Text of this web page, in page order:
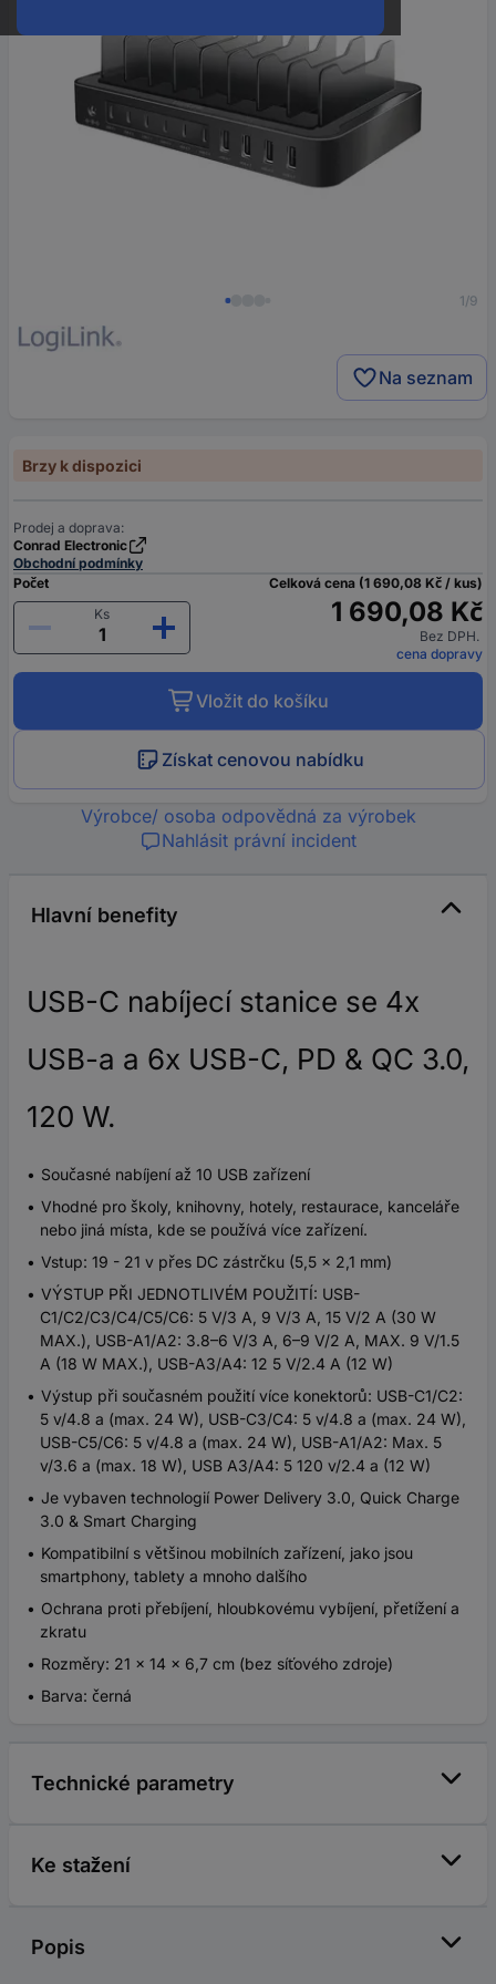
1/9
Na seznam
Brzy k dispozici
Prodej a doprava:
Conrad Electronic
Obchodní podmínky
Počet
Ks
Celková cena (1 690,08 Kč / kus)
1 690,08 Kč
Bez DPH.
cena dopravy
Vložit do košíku
Získat cenovou nabídku
Výrobce/ osoba odpovědná za výrobek
Nahlásit právní incident
Hlavní benefity
USB-C nabíjecí stanice se 4x
USB-a a 6x USB-C, PD & QC 3.0,
120 W.
Současné nabíjení až 10 USB zařízení
Vhodné pro školy, knihovny, hotely, restaurace, kanceláře
nebo jiná místa, kde se používá více zařízení.
Vstup: 19 - 21 v přes DC zástrčku (5,5 x 2,1 mm)
VÝSTUP PŘI JEDNOTLIVÉM POUŽITÍ: USB-
C1/C2/C3/C4/C5/C6: 5 V/3 A, 9 V/3 A, 15 V/2 A (30 W
MAX.), USB-A1/A2: 3.8–6 V/3 A, 6–9 V/2 A, MAX. 9 V/1.5
A (18 W MAX.), USB-A3/A4: 12 5 V/2.4 A (12 W)
Výstup při současném použití více konektorů: USB-C1/C2:
5 v/4.8 a (max. 24 W), USB-C3/C4: 5 v/4.8 a (max. 24 W),
USB-C5/C6: 5 v/4.8 a (max. 24 W), USB-A1/A2: Max. 5
v/3.6 a (max. 18 W), USB A3/A4: 5 120 v/2.4 a (12 W)
Je vybaven technologií Power Delivery 3.0, Quick Charge
3.0 & Smart Charging
Kompatibilní s většinou mobilních zařízení, jako jsou
smartphony, tablety a mnoho dalšího
Ochrana proti přebíjení, hloubkovému vybíjení, přetížení a
zkratu
Rozměry: 21 x 14 x 6,7 cm (bez síťového zdroje)
Barva: černá
Technické parametry
Ke stažení
Popis